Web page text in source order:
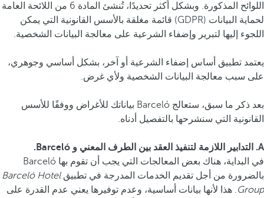
اللوائح المذكورة. وبشكل أكثر تحديدًا، تُنشئ المادة 6 من اللائحة العامة
لحماية البيانات (GDPR) قائمة مغلقة بالأسس القانونية التي يمكن
اللجوء إليها لتبرير وإضفاء الشرعية على معالجة البيانات الشخصية.
يعتمد تطبيق أساس إضفاء الشرعية أو آخر، بشكل أساسي وجوهري،
على سبب معالجة البيانات الشخصية ولأي غرض.
بعد ذكر ما سبق، ستعالج Barceló بياناتك للأغراض ووفقًا للأسس
القانونية التي سنشرحها بالتفصيل أدناه.
A. التدابير اللازمة لتنفيذ العقد بين الطرف المعني و Barceló.
في البداية، هناك بعض المعالجات التي يجب أن تقوم بها Barceló
بالضرورة من أجل تقديم الخدمات المدرجة في تطبيقBarceló Hotel
Group. هذا لأنها بيانات أساسية، وعدم توفيرها يعني عدم القدرة على